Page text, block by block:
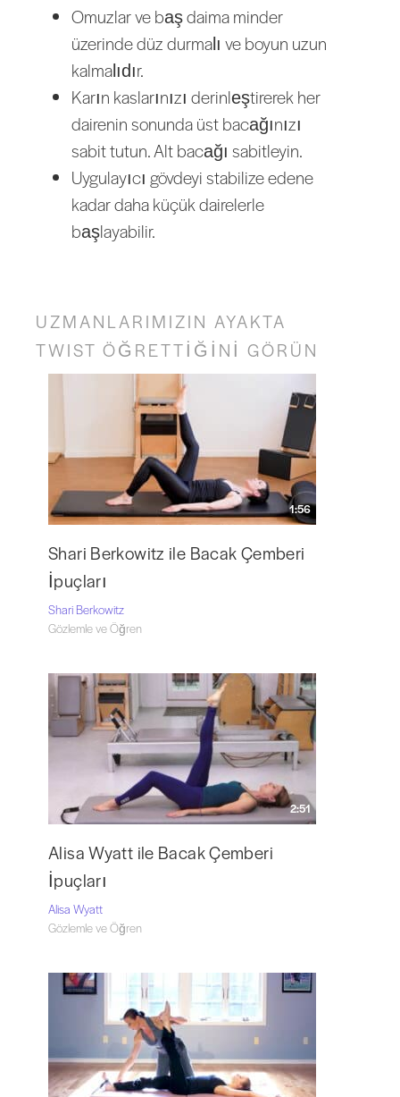
Omuzlar ve baş daima minder
üzerinde düz durmalı ve boyun uzun
kalmalıdır.
Karın kaslarınızı derinleştirerek her
dairenin sonunda üst bacağınızı
sabit tutun. Alt bacağı sabitleyin.
Uygulayıcı gövdeyi stabilize edene
kadar daha küçük dairelerle
başlayabilir.
UZMANLARIMIZIN AYAKTA
TWIST ÖĞRETTİĞİNİ GÖRÜN
1:56
Shari Berkowitz ile Bacak Çemberi
İpuçları
Shari Berkowitz
Gözlemle ve Öğren
2:51
Alisa Wyatt ile Bacak Çemberi
İpuçları
Alisa Wyatt
Gözlemle ve Öğren